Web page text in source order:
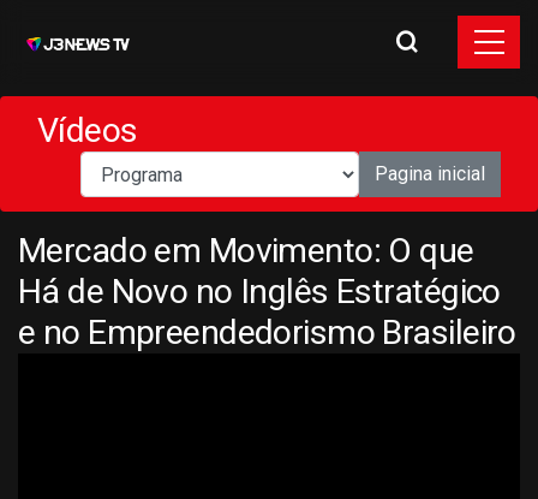
Vídeos
Pagina inicial
Mercado em Movimento: O que
Há de Novo no Inglês Estratégico
e no Empreendedorismo Brasileiro